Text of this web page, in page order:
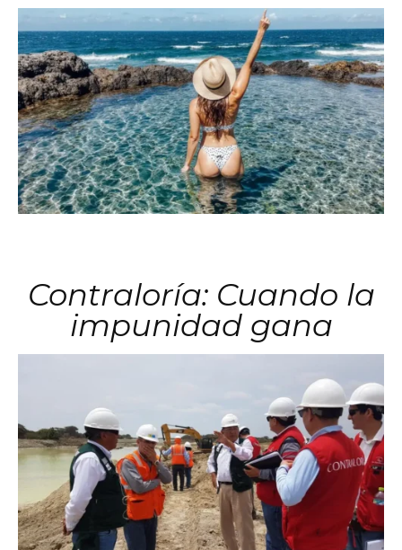
Contraloría: Cuando la
impunidad gana